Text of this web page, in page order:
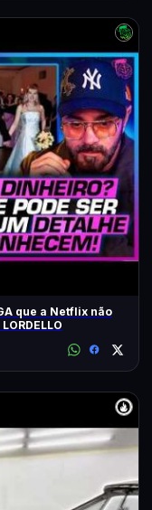
que a Netflix não